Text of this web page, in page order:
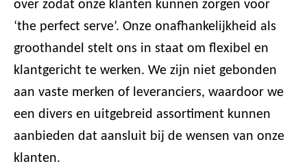
over zodat onze klanten kunnen zorgen voor
‘the perfect serve’. Onze onafhankelijkheid als
groothandel stelt ons in staat om flexibel en
klantgericht te werken. We zijn niet gebonden
aan vaste merken of leveranciers, waardoor we
een divers en uitgebreid assortiment kunnen
aanbieden dat aansluit bij de wensen van onze
klanten.